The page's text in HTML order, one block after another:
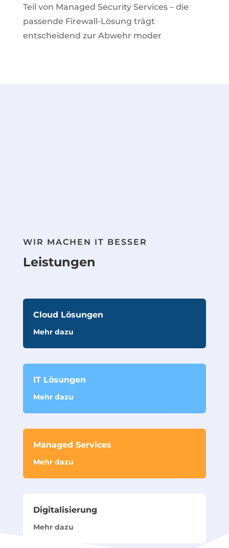
Teil von Managed Security Services – die
passende Firewall-Lösung trägt
entscheidend zur Abwehr moder
WIR MACHEN IT BESSER
Leistungen
Cloud Lösungen
Mehr dazu
IT Lösungen
Mehr dazu
Managed Services
Mehr dazu
Digitalisierung
Mehr dazu